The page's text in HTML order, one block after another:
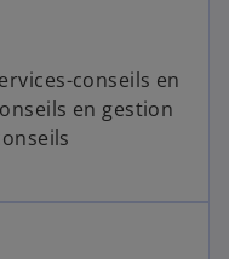
conseils en
en gestion